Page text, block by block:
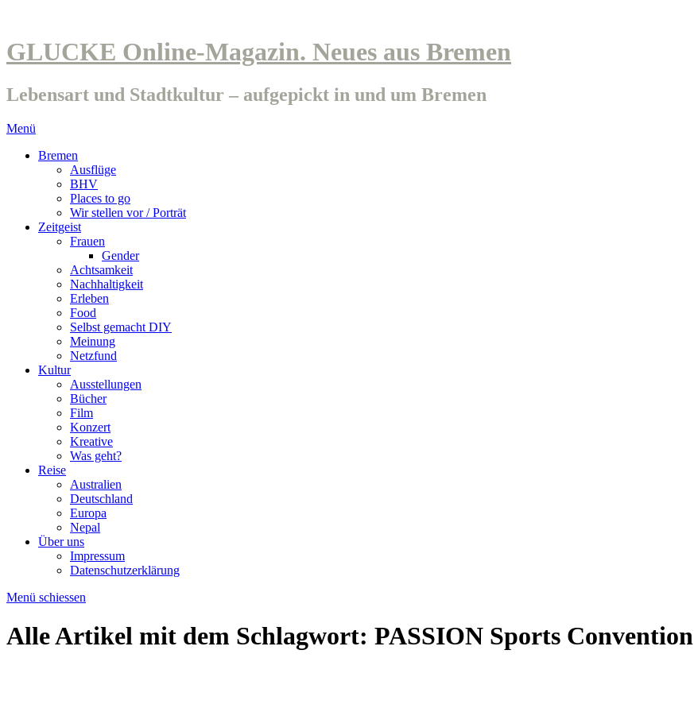
GLUCKE Online-Magazin. Neues aus Bremen
Lebensart und Stadtkultur – aufgepickt in und um Bremen
Menü
Bremen
Ausflüge
BHV
Places to go
Wir stellen vor / Porträt
Zeitgeist
Frauen
Gender
Achtsamkeit
Nachhaltigkeit
Erleben
Food
Selbst gemacht DIY
Meinung
Netzfund
Kultur
Ausstellungen
Bücher
Film
Konzert
Kreative
Was geht?
Reise
Australien
Deutschland
Europa
Nepal
Über uns
Impressum
Datenschutzerklärung
Menü schiessen
Alle Artikel mit dem Schlagwort: PASSION Sports Convention